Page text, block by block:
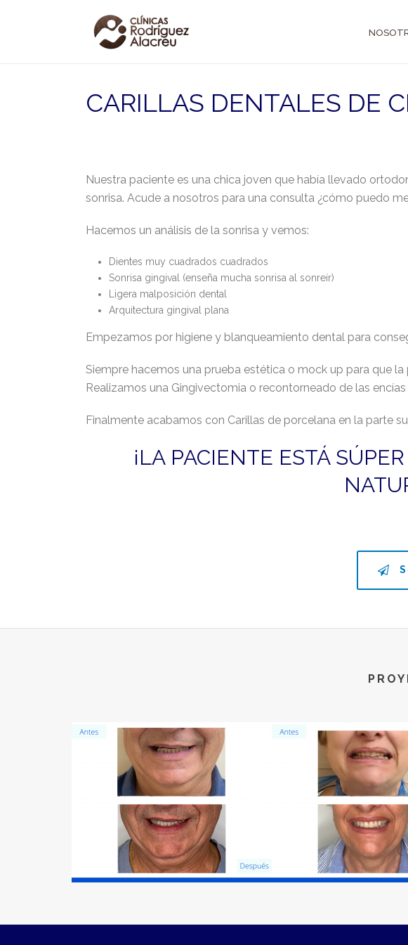
CARILLAS DENTALES DE
Nuestra paciente es una chica joven que había llevado
sonrisa. Acude a nosotros para una consulta ¿cómo puedo
Hacemos un análisis de la sonrisa y vemos:
Dientes muy cuadrados cuadrados
Sonrisa gingival (enseña mucha sonrisa al sonreír)
Ligera malposición dental
Arquitectura gingival plana
Empezamos por higiene y blanqueamiento dental para
Siempre hacemos una prueba estética o mock up para que
Realizamos una Gingivectomia o recontorneado de las
Finalmente acabamos con Carillas de porcelana en la parte
¡LA PACIENTE ESTÁ